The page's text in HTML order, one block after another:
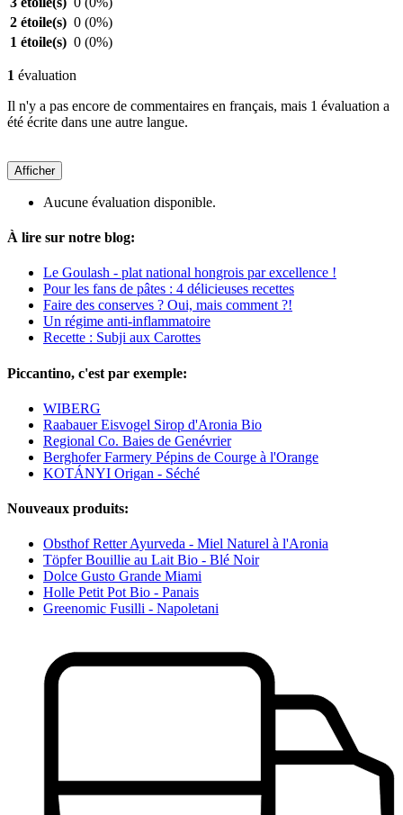
2 étoile(s) 0 (0%)
1 étoile(s) 0 (0%)
1 évaluation
Il n'y a pas encore de commentaires en français, mais 1 évaluation a
été écrite dans une autre langue.
Afficher
Aucune évaluation disponible.
À lire sur notre blog:
Le Goulash - plat national hongrois par excellence !
Pour les fans de pâtes : 4 délicieuses recettes
Faire des conserves ? Oui, mais comment ?!
Un régime anti-inflammatoire
Recette : Subji aux Carottes
Piccantino, c'est par exemple:
WIBERG
Raabauer Eisvogel Sirop d'Aronia Bio
Regional Co. Baies de Genévrier
Berghofer Farmery Pépins de Courge à l'Orange
KOTÁNYI Origan - Séché
Nouveaux produits:
Obsthof Retter Ayurveda - Miel Naturel à l'Aronia
Töpfer Bouillie au Lait Bio - Blé Noir
Dolce Gusto Grande Miami
Holle Petit Pot Bio - Panais
Greenomic Fusilli - Napoletani